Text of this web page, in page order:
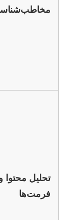
تحلیل محتوا
فرمت‌ها